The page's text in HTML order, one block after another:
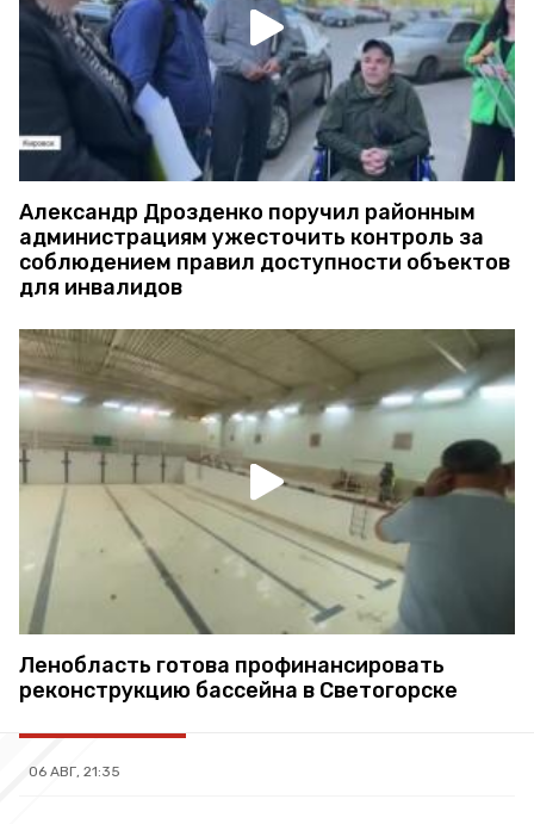
Александр Дрозденко поручил районным
администрациям ужесточить контроль за
соблюдением правил доступности объектов
для инвалидов
Ленобласть готова профинансировать
реконструкцию бассейна в Светогорске
06 АВГ, 21:35